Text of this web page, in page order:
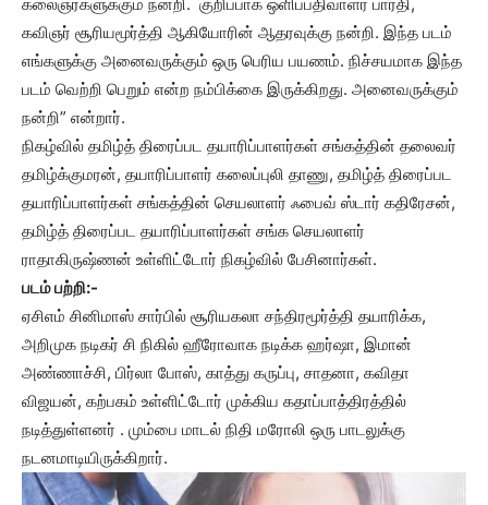
கவிஞர் சூரியமூர்த்தி ஆகியோரின் ஆதரவுக்கு நன்றி. இந்த படம்
எங்களுக்கு அனைவருக்கும் ஒரு பெரிய பயணம். நிச்சயமாக இந்த
படம் வெற்றி பெறும் என்ற நம்பிக்கை இருக்கிறது. அனைவருக்கும்
நன்றி” என்றார்.
நிகழ்வில் தமிழ்த் திரைப்பட தயாரிப்பாளர்கள் சங்கத்தின் தலைவர்
தமிழ்க்குமரன், தயாரிப்பாளர் கலைப்புலி தாணு, தமிழ்த் திரைப்பட
தயாரிப்பாளர்கள் சங்கத்தின் செயலாளர் ஃபைவ் ஸ்டார் கதிரேசன்,
தமிழ்த் திரைப்பட தயாரிப்பாளர்கள் சங்க செயலாளர்
ராதாகிருஷ்ணன் உள்ளிட்டோர் நிகழ்வில் பேசினார்கள்.
படம் பற்றி:-
ஏசிஎம் சினிமாஸ் சார்பில் சூரியகலா சந்திரமூர்த்தி தயாரிக்க,
அறிமுக நடிகர் சி நிகில் ஹீரோவாக நடிக்க ஹர்ஷா, இமான்
அண்ணாச்சி, பிர்லா போஸ், காத்து கருப்பு, சாதனா, கவிதா
விஜயன், கற்பகம் உள்ளிட்டோர் முக்கிய கதாப்பாத்திரத்தில்
நடித்துள்ளனர் . மும்பை மாடல் நிதி மரோலி ஒரு பாடலுக்கு
நடனமாடியிருக்கிறார்.